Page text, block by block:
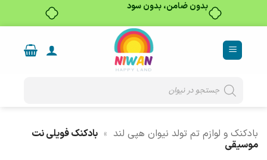
بدون ضامن، بدون سود
content
search
بادکنک و لوازم تم تولد نیوان هپی لند » بادکنک فویلی نت
موسیقی